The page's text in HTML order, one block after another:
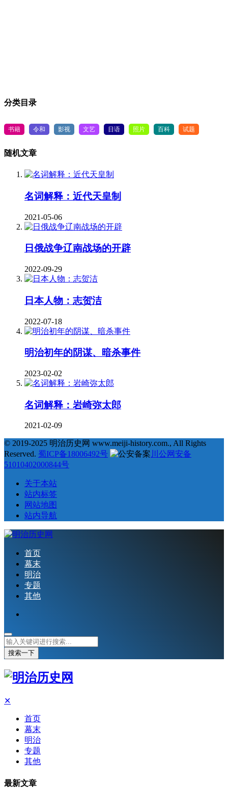
分类目录
书籍 令和 影视 文艺 日语 照片 百科 试题
随机文章
名词解释：近代天皇制
2021-05-06
日俄战争辽南战场的开辟
2022-09-29
日本人物：志贺洁
2022-07-18
明治初年的阴谋、暗杀事件
2023-02-02
名词解释：岩崎弥太郎
2021-02-09
© 2019-2025 明治历史网 www.meiji-history.com., All Rights
Reserved. 蜀ICP备18006492号
川公网安备
51010402000844号
关于本站
站内标签
网站地图
站内导航
首页
幕末
明治
专题
其他
搜索一下
✕
首页
幕末
明治
专题
其他
最新文章